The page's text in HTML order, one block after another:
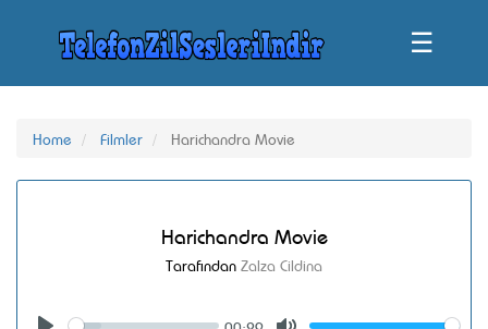
☰
Home Filmler Harichandra Movie
Harichandra Movie
Tarafından Zalza Cildina